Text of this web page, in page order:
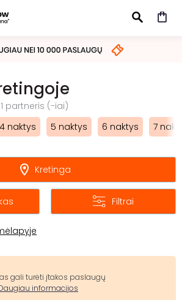
IEŠKOTI
partneris (-iai)
4 naktys 5 naktys 6 naktys 7
Kretinga
Filtrai
gali turėti įtakos paslaugų
informacijos